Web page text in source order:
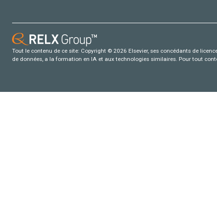
Tout le contenu de ce site: Copyright © 2026 Elsevier, ses concédants de
de données, a la formation en IA et aux technologies similaires. Pour tout